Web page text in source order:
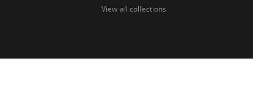
View all collections